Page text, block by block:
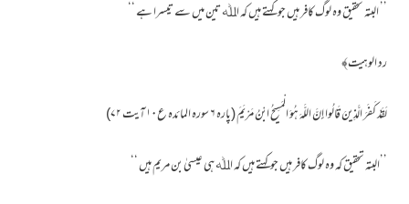
’’ البتہ تحقیق وہ لوگ کافر ہیں جو کہتے ہیں کہ اﷲ تین میں سے تیسرا ہے ‘‘
رد الوہیت﴾
لَقَدْ كَفَرَ الَّذِينَ قَالُوا إِنَّ اللَّهَ هُوَ الْمَسِيحُ ابْنُ مَرْيَمَ (پارہ ۶ سورہ المائدہ ع۱۰ آیت ۷۲)
’’البتہ تحقیق کہ وہ لوگ کافر ہیں جوکہتے ہیں کہ اﷲ ہی عیسیٰ بن مریم ہیں ‘‘